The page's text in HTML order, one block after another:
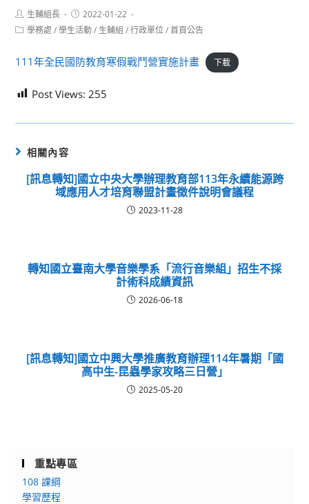
Post
author:
生輔組長
Post
published:
2022-01-22
Post學務處 / 學生活動 / 生輔組 / 行政單位 / 首頁公告
111年全民國防教育寒假戰鬥營實施計畫 下載
Post Views: 255
相關內容
[訊息轉知]國立中央大學辦理教育部113年永續能源跨
域應用人才培育聯盟計畫徵件說明會議程
2023-11-28
轉知國立臺南大學音樂學系「流行音樂組」招生不採
計術科成績資訊
2026-06-18
[訊息轉知]國立中興大學推廣教育辦理114年暑期「國
高中生-昆蟲學家攻略三日營」
2025-05-20
重點專區
108 課綱
學習歷程